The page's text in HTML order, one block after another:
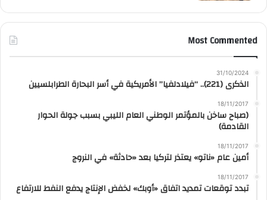
Most Commented
31/10/2024
الذكرى (221).. “فيلادلفيا” الأمريكية في أسر البحارة الطرابلسيين
18/11/2017
(صباح ساخن بالمؤتمر الوطني العام الليبي بسبب جولة الحوار
القادمة)
18/11/2017
أمين عام «ناتو» يعتذر لتركيا بعد «حادثة» في النروج
18/11/2017
تبدد توقعات تمديد اتفاق «أوبك» لخفض الإنتاج يدفع النفط للارتفاع